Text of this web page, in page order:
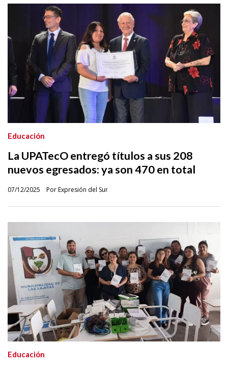
La UPATecO entregó títulos a sus 208
nuevos egresados: ya son 470 en total
Por Expresión del Sur
Educación
07/12/2025
Educación